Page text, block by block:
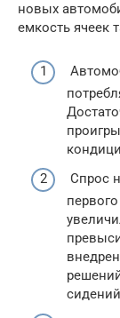
новых
емкость ячеек
Спрос